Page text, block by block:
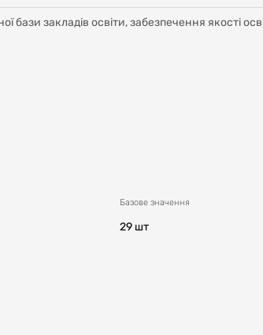
бази закладів освіти, забезпечення якості
Базове значення
29 шт